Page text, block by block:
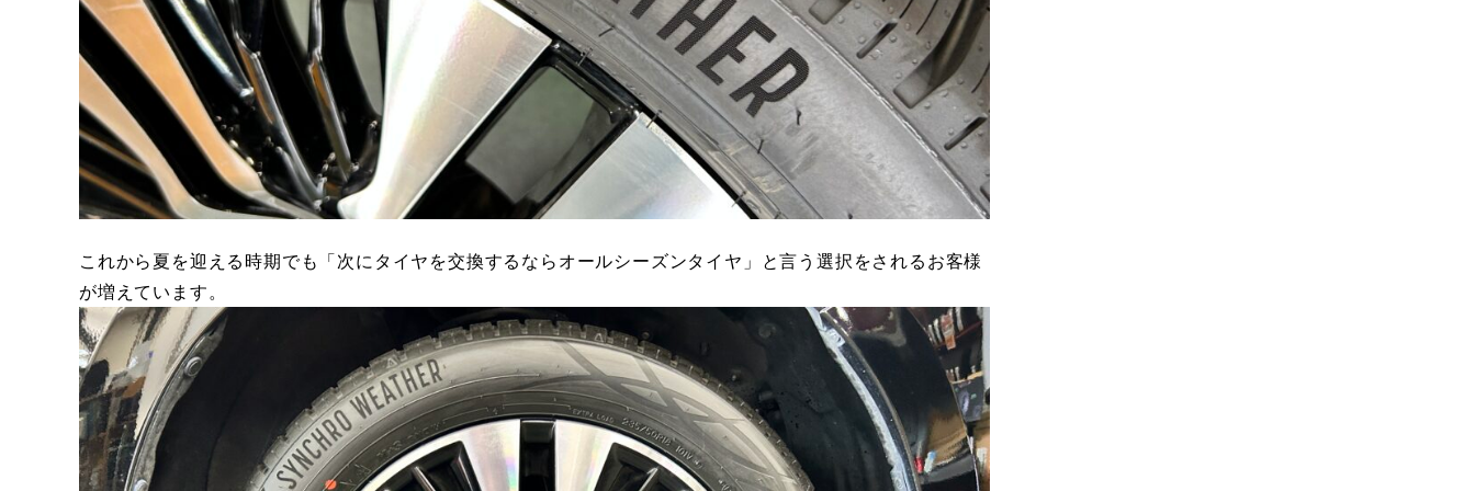
これから夏を迎える時期でも「次にタイヤを交換するならオールシーズンタイヤ」と言う選択をされるお客様
が増えています。